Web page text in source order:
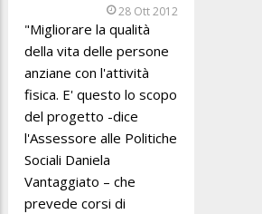
28 Ott 2012
"Migliorare la qualità
della vita delle persone
anziane con l'attività
fisica. E' questo lo scopo
del progetto -dice
l'Assessore alle Politiche
Sociali Daniela
Vantaggiato – che
prevede corsi di